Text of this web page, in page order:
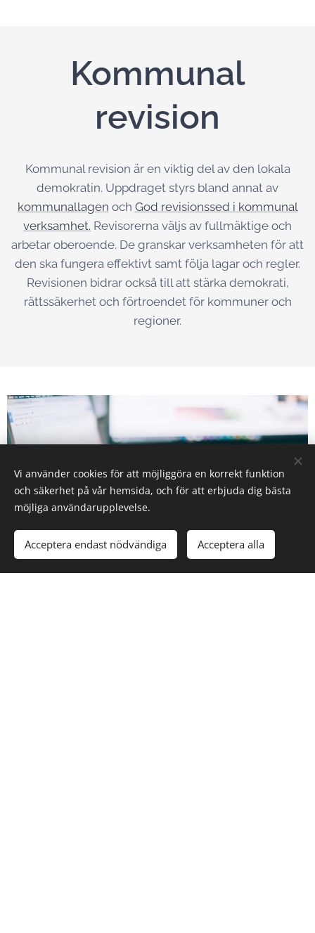
Kommunal
revision
Kommunal revision är en viktig del av den lokala
demokratin. Uppdraget styrs bland annat av
kommunallagen och God revisionssed i kommunal
verksamhet. Revisorerna väljs av fullmäktige och
arbetar oberoende. De granskar verksamheten för att
den ska fungera effektivt samt följa lagar och regler.
Revisionen bidrar också till att stärka demokrati,
rättssäkerhet och förtroendet för kommuner och
regioner.
Vi använder cookies för att möjliggöra en korrekt funktion
och säkerhet på vår hemsida, och för att erbjuda dig bästa
möjliga användarupplevelse.
Acceptera endast nödvändiga Acceptera alla